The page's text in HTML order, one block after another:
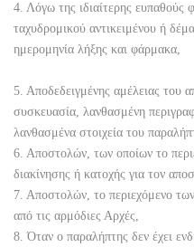
4. Λόγω της ιδιαίτερης ευπαθούς
ταχυδρομικού αντικειμένου ή
ημερομηνία λήξης και φάρμακα,
5. Αποδεδειγμένης αμέλειας του
συσκευασία, λανθασμένη
λανθασμένα στοιχεία του
6. Αποστολών, των οποίων το
διακίνησης ή κατοχής για τον
7. Αποστολών, το περιεχόμενο
από τις αρμόδιες Αρχές,
8. Όταν ο παραλήπτης δεν έχει